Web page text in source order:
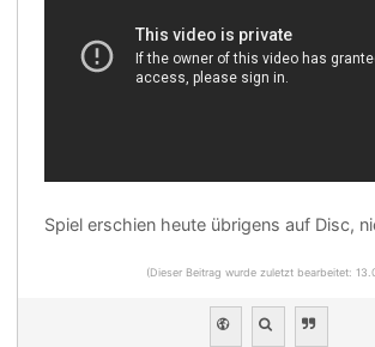
Spiel erschien heute übrigens auf Disc,
(Dieser Beitrag wurde zuletzt bearbeitet: